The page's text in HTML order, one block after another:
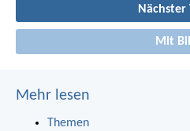
Nächster
Mit
Mehr lesen
Themen